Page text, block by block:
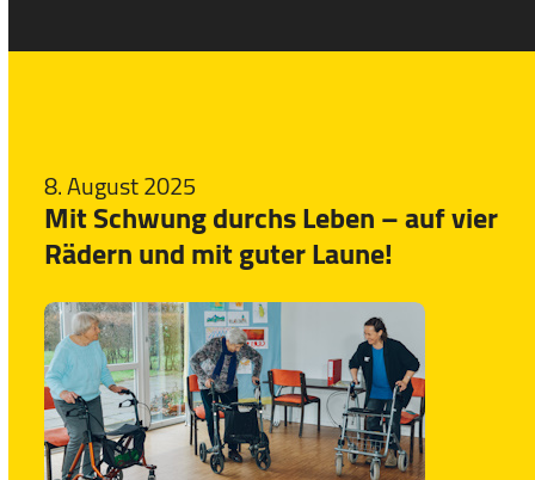
8. August 2025
Mit Schwung durchs Leben – auf vier
Rädern und mit guter Laune!